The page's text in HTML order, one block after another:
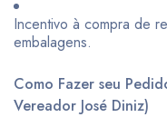
Incentivo à compra de
embalagens.
Como Fazer seu
Vereador José Diniz)